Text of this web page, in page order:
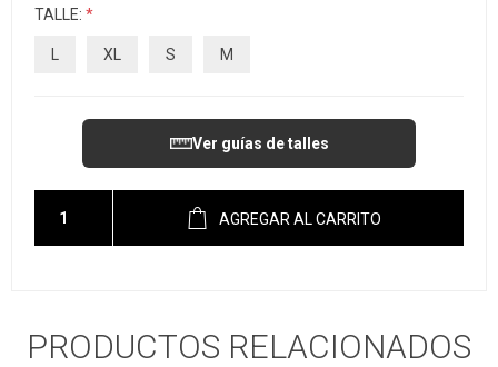
TALLE: *
L XL S M
Ver guías de talles
AGREGAR AL CARRITO
PRODUCTOS RELACIONADOS